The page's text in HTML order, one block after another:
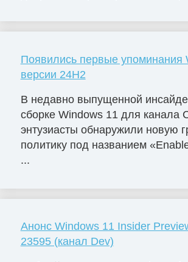
Появились первые упоминания
версии 24H2
В недавно выпущенной
сборке Windows 11 для канала
энтузиасты обнаружили новую
политику под названием
...
Анонс Windows 11 Insider
23595 (канал Dev)